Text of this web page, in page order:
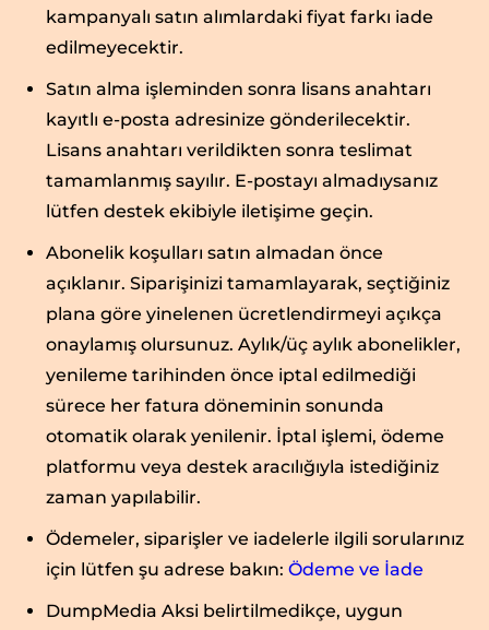
kampanyalı satın alımlardaki fiyat farkı iade
edilmeyecektir.
Satın alma işleminden sonra lisans anahtarı
kayıtlı e-posta adresinize gönderilecektir.
Lisans anahtarı verildikten sonra teslimat
tamamlanmış sayılır. E-postayı almadıysanız
lütfen destek ekibiyle iletişime geçin.
Abonelik koşulları satın almadan önce
açıklanır. Siparişinizi tamamlayarak, seçtiğiniz
plana göre yinelenen ücretlendirmeyi açıkça
onaylamış olursunuz. Aylık/üç aylık abonelikler,
yenileme tarihinden önce iptal edilmediği
sürece her fatura döneminin sonunda
otomatik olarak yenilenir. İptal işlemi, ödeme
platformu veya destek aracılığıyla istediğiniz
zaman yapılabilir.
Ödemeler, siparişler ve iadelerle ilgili sorularınız
için lütfen şu adrese bakın:Ödeme ve İade
DumpMedia Aksi belirtilmedikçe, uygun